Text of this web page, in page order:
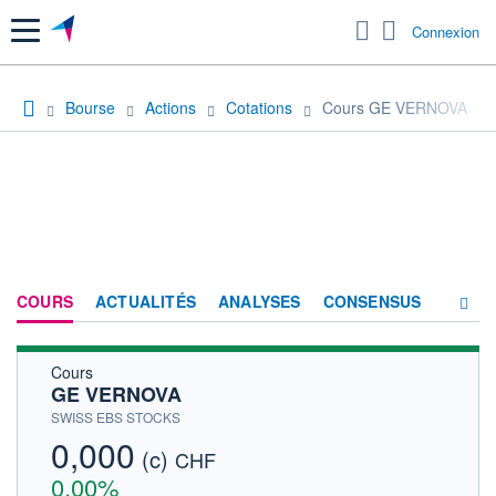
Menu Connexion
Bourse Actions Cotations Cours GE VERNOVA
COURS ACTUALITÉS ANALYSES CONSENSUS
Cours
GE VERNOVA
SWISS EBS STOCKS
0,000 (c) CHF
0,00%